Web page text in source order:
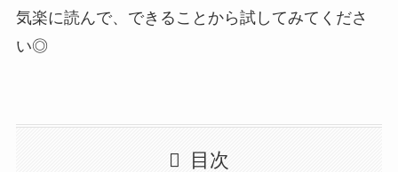
気楽に読んで、できることから試してみてくださ
い◎
目次